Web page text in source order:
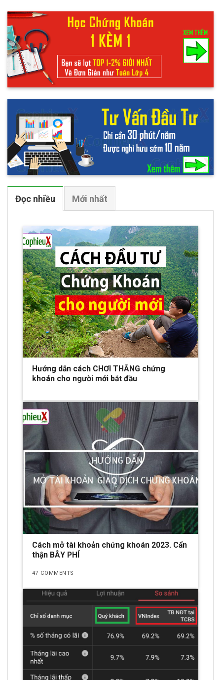
Đọc nhiều Mới nhất
Hướng dẫn cách CHƠI THẮNG chứng
khoán cho người mới bắt đầu
Cách mở tài khoản chứng khoán 2023. Cẩn
thận BẪY PHÍ
47 COMMENTS